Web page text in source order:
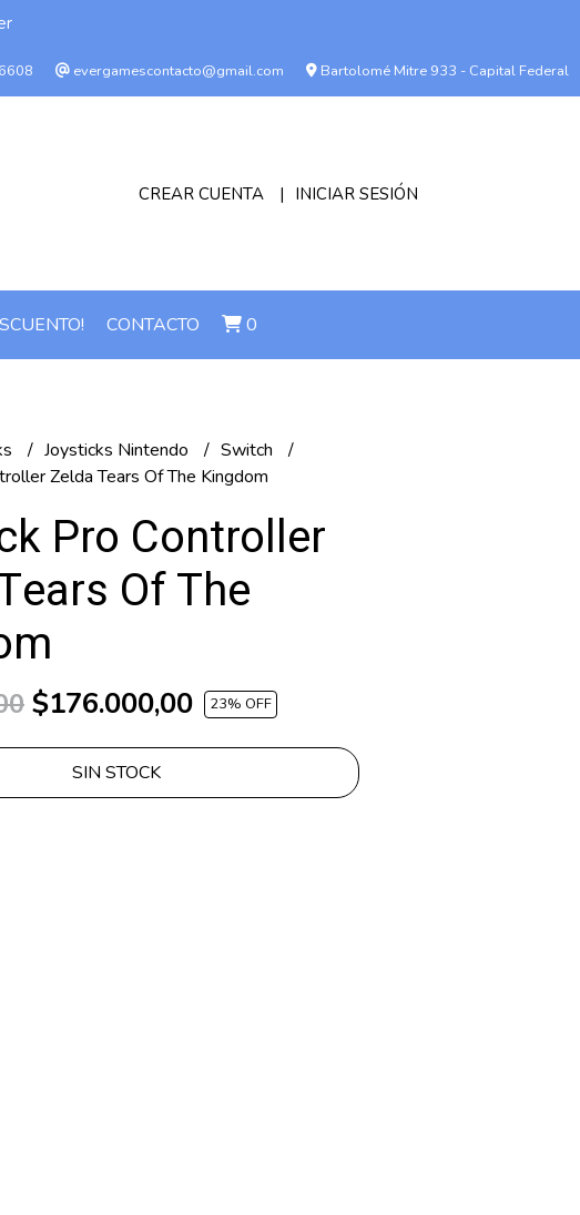
evergamescontacto@gmail.com Bartolomé Mitre 933 - Capital Federal
CREAR CUENTA INICIAR SESIÓN
CONTACTO 0
Joysticks Nintendo
Switch
Zelda Tears Of The Kingdom
Pro Controller
Of The
$176.000,00 23% OFF
SIN STOCK